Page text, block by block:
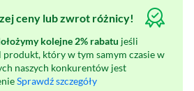
ceny lub zwrot różnicy!
kolejne 2% rabatu jeśli
produkt, który w tym samym czasie w
naszych konkurentów jest
Sprawdź szczegóły